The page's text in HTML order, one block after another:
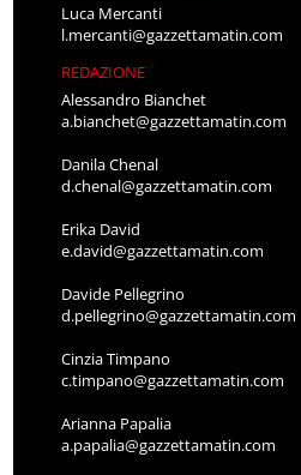
Luca Mercanti
l.mercanti@gazzettamatin.com
REDAZIONE
Alessandro Bianchet
a.bianchet@gazzettamatin.com
Danila Chenal
d.chenal@gazzettamatin.com
Erika David
e.david@gazzettamatin.com
Davide Pellegrino
d.pellegrino@gazzettamatin.com
Cinzia Timpano
c.timpano@gazzettamatin.com
Arianna Papalia
a.papalia@gazzettamatin.com